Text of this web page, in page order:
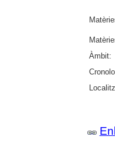
Àmbit: